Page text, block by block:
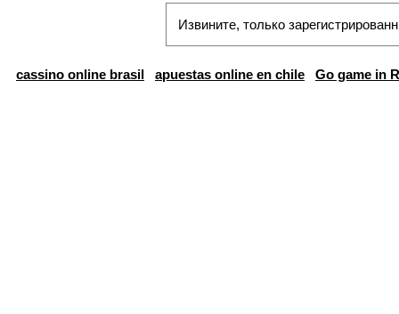
Извините, только
cassino online brasil apuestas online en chile Go game in